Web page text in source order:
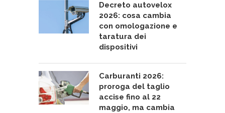
Decreto autovelox
2026: cosa cambia
con omologazione e
taratura dei
dispositivi
Carburanti 2026:
proroga del taglio
accise fino al 22
maggio, ma cambia